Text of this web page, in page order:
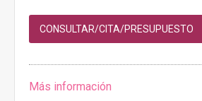
CONSULTAR/CITA/PRESUPUESTO
Más información